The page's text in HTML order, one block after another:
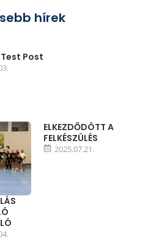
hírek
Test Post
ELKEZDŐDÖTT A
FELKÉSZÜLÉS
2025.07.21.